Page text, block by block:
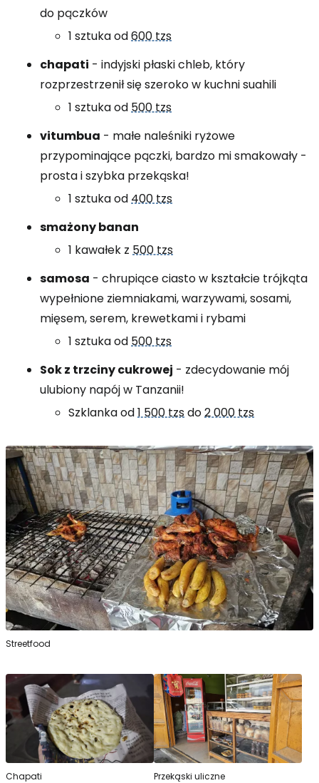
do pączków
1 sztuka od600 tzs
chapati - indyjski płaski chleb, który
rozprzestrzenił się szeroko w kuchni suahili
1 sztuka od500 tzs
vitumbua - małe naleśniki ryżowe
przypominające pączki, bardzo mi smakowały -
prosta i szybka przekąska!
1 sztuka od400 tzs
smażony banan
1 kawałek z 500 tzs
samosa - chrupiące ciasto w kształcie trójkąta
wypełnione ziemniakami, warzywami, sosami,
mięsem, serem, krewetkami i rybami
1 sztuka od500 tzs
Sok z trzciny cukrowej - zdecydowanie mój
ulubiony napój w Tanzanii!
Szklanka od1 500 tzsdo2 000 tzs
Streetfood
Chapati Przekąski uliczne